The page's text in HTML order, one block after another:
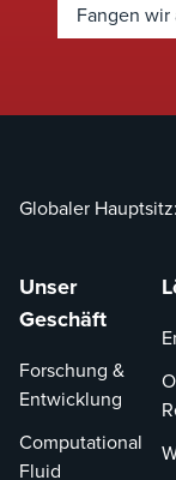
Fangen wir
Globaler Hauptsitz:
Unser
Geschäft
Forschung &
Entwicklung
Computational
Fluid